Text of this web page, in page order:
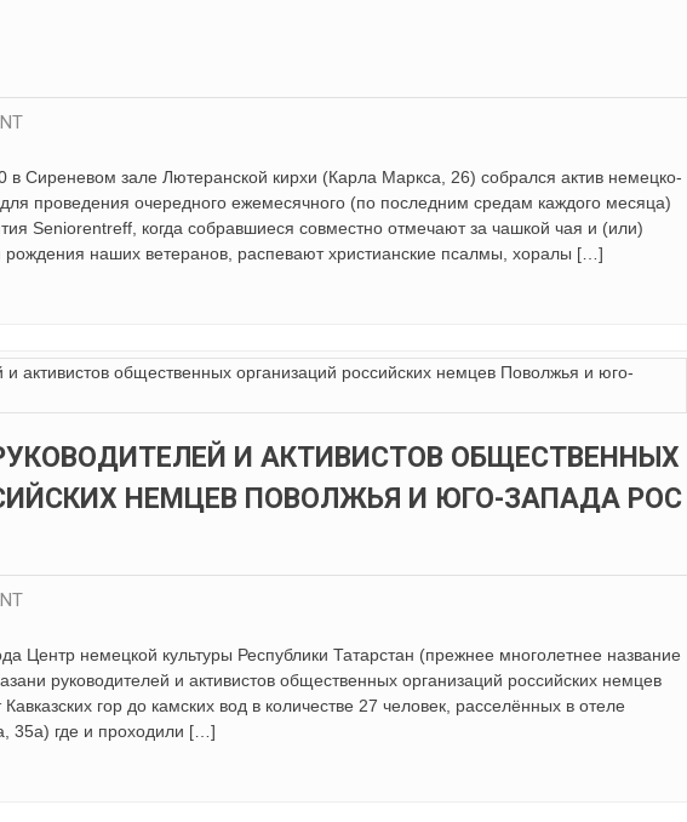
в Сиреневом зале Лютеранской кирхи (Карла Маркса, 26) собрался актив немецко-
проведения очередного ежемесячного (по последним средам каждого месяца)
Seniorentreff, когда собравшиеся совместно отмечают за чашкой чая и (или)
наших ветеранов, распевают христианские псалмы, хоралы […]
И АКТИВИСТОВ ОБЩЕСТВЕННЫХ
НЕМЦЕВ ПОВОЛЖЬЯ И ЮГО-ЗАПАДА РОС
Центр немецкой культуры Республики Татарстан (прежнее многолетнее название
руководителей и активистов общественных организаций российских немцев
гор до камских вод в количестве 27 человек, расселённых в отеле
35а) где и проходили […]